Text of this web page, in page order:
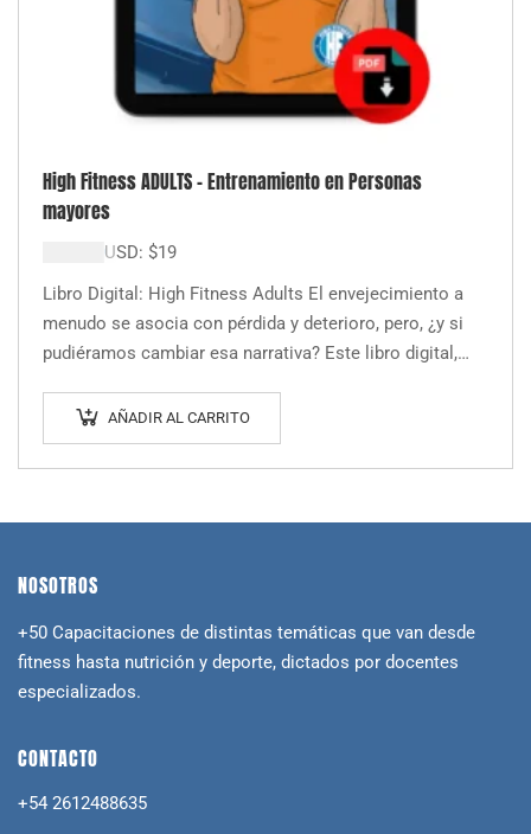
High Fitness ADULTS – Entrenamiento en Personas
mayores
USD: $19
Libro Digital: High Fitness Adults El envejecimiento a
menudo se asocia con pérdida y deterioro, pero, ¿y si
pudiéramos cambiar esa narrativa? Este libro digital,
AÑADIR AL CARRITO
NOSOTROS
+50 Capacitaciones de distintas temáticas que van desde
fitness hasta nutrición y deporte, dictados por docentes
especializados.
CONTACTO
+54 2612488635